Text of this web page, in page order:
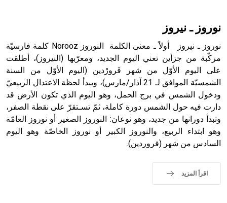
- هل تعلم أن أبجر Abgar اسم معروف جيداً يعود إلى عدد من
الملوك الذين حكموا مدينة إديسا (الرها) من أبجر الأول وحتى
التاسع، وهم ينتسبون إلى أسرة أوسروين
حيث تقتصر القيمة الصوتية للعلامة الك
نوروز ـ نيروز
نوروز ـ نيروز أولاً ـ معنى الكلمة النوروز Norooz كلمة فارسيّة
مركّبة من جزأين تعني اليوم الجديد، ومعرّبها (النيروز)، أطلقت
على اليوم الأوّل من شهر فَرورْدين (اليوم الأوّل من السنة
الشمسيّة الموافق لـ 21 آذار/مارس)، ويبدأ لحظة الاعتدال الربيعيّ
ودخول الشمس في برج الحمل، وهو اليوم الذي تكون الأرض قد
دارت فيه حول الشمس دورة كاملة، ثمّ تسـتقرّ على نقطة الصفر،
وتبدأ دورانها من جديد، وهو نوعان: النوروز الصغير أو نوروز العامّة
وهو ابتداء الربيع، والنوروز الكبير أو نوروز الخاصّة وهو اليوم
السادس من شهر (فروردين).
اقرأ المزيد